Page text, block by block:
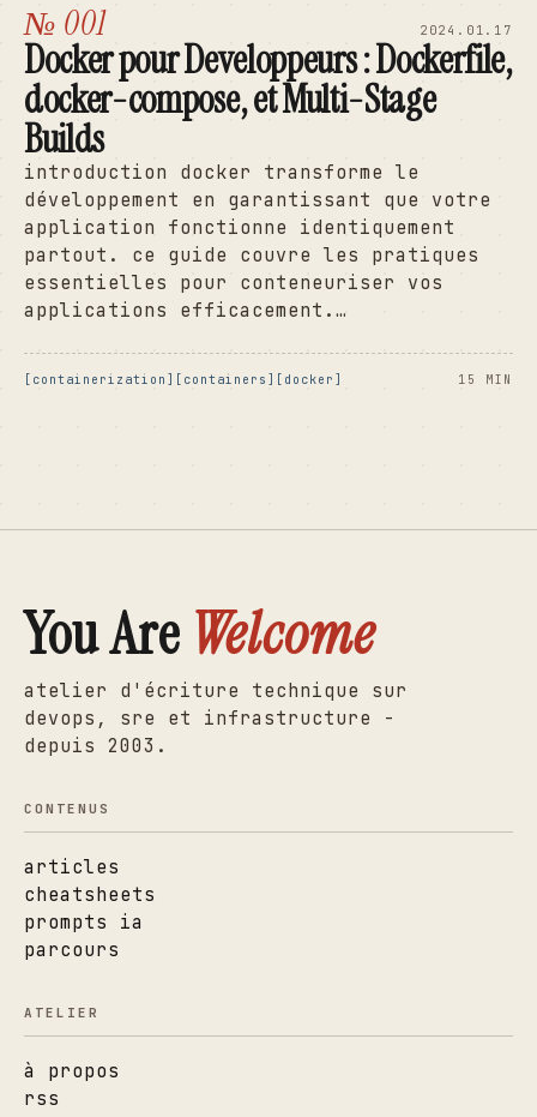
№ 001 2024.01.17
Docker pour Developpeurs : Dockerfile,
docker-compose, et Multi-Stage
Builds
introduction docker transforme le
développement en garantissant que votre
application fonctionne identiquement
partout. ce guide couvre les pratiques
essentielles pour conteneuriser vos
applications efficacement.…
containerization containers docker 15 MIN
You Are Welcome
atelier d'écriture technique sur
devops, sre et infrastructure -
depuis 2003.
CONTENUS
articles
cheatsheets
prompts ia
parcours
ATELIER
à propos
rss